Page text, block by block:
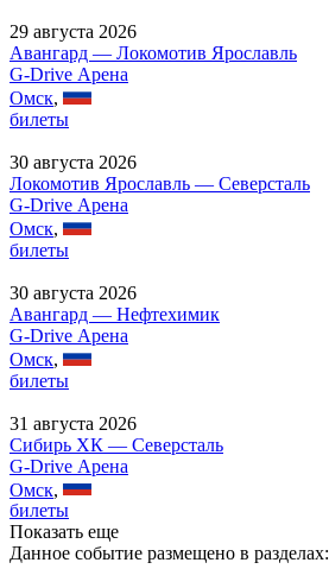
29 августа 2026
Авангард — Локомотив Ярославль
G-Drive Арена
Омск,
билеты
30 августа 2026
Локомотив Ярославль — Северсталь
G-Drive Арена
Омск,
билеты
30 августа 2026
Авангард — Нефтехимик
G-Drive Арена
Омск,
билеты
31 августа 2026
Сибирь ХК — Северсталь
G-Drive Арена
Омск,
билеты
Показать еще
Данное событие размещено в разделах: